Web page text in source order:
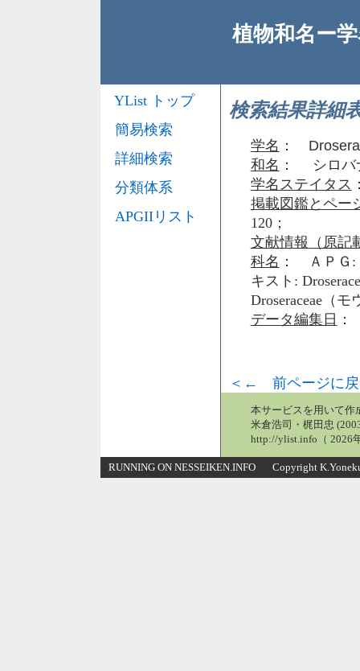
植物和名ー
検索結果詳細
学名 ：
和名 ： シロバ
学名ステイタス
掲載図鑑とペー
120；
文献情報（原記
科名 ： ＡＰＧ:
キスト:
Droseraceae（
データ編集日
＜← 前ページに戻
YList トップ
簡易検索
詳細検索
分類体系
APGIIリスト
本サービスを用いて作
米倉浩司・梶田忠
http://ylist.info（ 2026
RUNNING ON NESSEIKEN.INFO Copyright